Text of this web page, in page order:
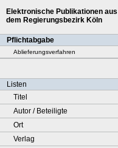
Elektronische Publikationen aus
dem Regierungsbezirk Köln
Pflichtabgabe
Ablieferungsverfahren
Listen
Titel
Autor / Beteiligte
Ort
Verlag